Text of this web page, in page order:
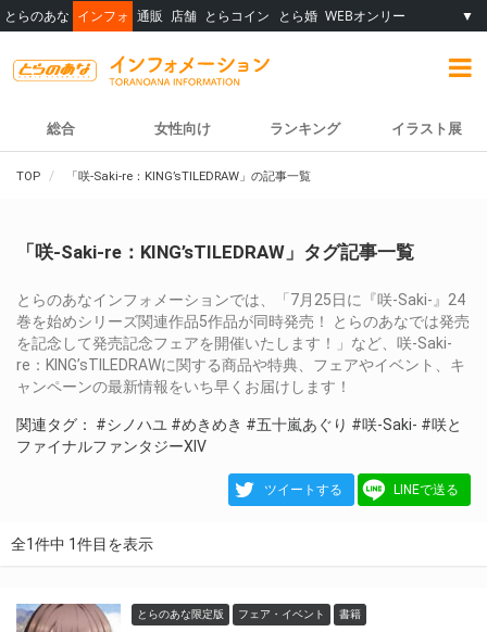
とらのあな インフォ 通販 店舗 とらコイン とら婚 WEBオンリー ▼
総合 女性向け ランキング イラスト展
TOP 「咲-Saki-re：KING’sTILEDRAW」の記事一覧
「咲-Saki-re：KING’sTILEDRAW」タグ記事一覧
とらのあなインフォメーションでは、「7月25日に『咲-Saki-』24
巻を始めシリーズ関連作品5作品が同時発売！ とらのあなでは発売
を記念して発売記念フェアを開催いたします！」など、咲-Saki-
re：KING’sTILEDRAWに関する商品や特典、フェアやイベント、キ
ャンペーンの最新情報をいち早くお届けします！
関連タグ： #シノハユ #めきめき #五十嵐あぐり #咲-Saki- #咲と
ファイナルファンタジーXIV
ツイートする LINEで送る
全1件中 1件目を表示
とらのあな限定版 フェア・イベント 書籍